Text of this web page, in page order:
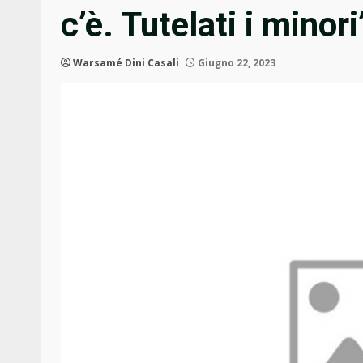
c’è. Tutelati i
Warsamé Dini Casali Giugno 22, 2023